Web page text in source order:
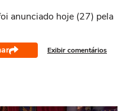
anunciado hoje (27) pela
Exibir comentários